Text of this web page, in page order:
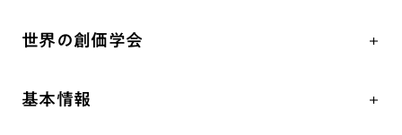
聖典
釈尊～法華経
座談会
仏法を語る
「人権文化」「ジェンダー平等」を促進
世界の創価学会
基本情報